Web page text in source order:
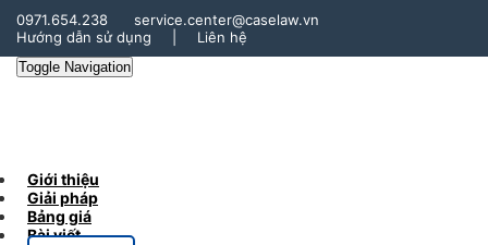
0971.654.238
service.center@caselaw.vn
Hướng dẫn sử dụng
Liên hệ
Toggle Navigation
Giới thiệu
Giải pháp
Bảng giá
Bài viết